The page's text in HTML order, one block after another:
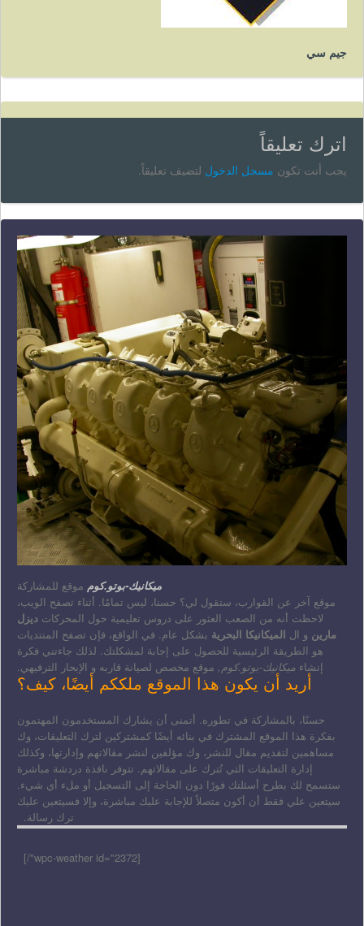
جيم سي
اترك تعليقاً
يجب أنت تكون مسجل الدخول لتضيف تعليقاً.
ميكانيك-بوتو.كوم موقع للمشاركة
موقع آخر عن القوارب، ستقول لي؟ حسنا، ليس تمامًا. أثناء تصفح الويب،
لاحظت أنه من الصعب العثور على دروس تعليمية حول المحركات ديزل
مارين و ال الميكانيكا البحرية بشكل عام. في الواقع، فإن تصفح المنتديات
هو الطريقة الرئيسية للحصول على إجابة لمشكلتك. لذلك جاءتني فكرة
إنشاء ميكانيك-بوتو.كوم, موقع مخصص لصيانة قاربه و الإبحار الترفيهي.
أريد أن يكون هذا الموقع ملككم أيضًا، كيف؟
حسنًا، بالمشاركة في تطوره. أتمنى أن يشارك المستخدمون المهتمون
بفكرة هذا الموقع المشترك في بنائه أيضًا كمشتركين لترك التعليقات، وك
مساهمين لتقديم مقال للنشر، وك مؤلفين لنشر مقالاتهم وإدارتها، وكذلك
إدارة التعليقات التي تُترك على مقالاتهم. تتوفر نافذة دردشة مباشرة
ستسمح لك بطرح أسئلتك فورًا دون الحاجة إلى التسجيل أو ملء أي شيء.
سيتعين علي فقط أن أكون متصلاً للإجابة عليك مباشرة، وإلا فسيتعين عليك
ترك رسالة.
[wpc-weather id="2372"/]